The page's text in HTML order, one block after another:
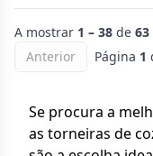
A mostrar 1 – 38 de 63
Anterior
Página 1
Se procura a
as torneiras de